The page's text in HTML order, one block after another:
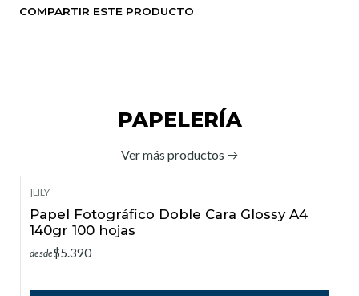
COMPARTIR ESTE PRODUCTO
PAPELERÍA
Ver más productos
|LILY
Papel Fotográfico Doble Cara Glossy A4
140gr 100 hojas
desde$5.390